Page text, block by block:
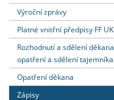
Výroční zprávy
Platné vnitřní předpisy FF UK
Rozhodnutí a sdělení děkana,
opatření a sdělení tajemníka
Opatření děkana
Zápisy